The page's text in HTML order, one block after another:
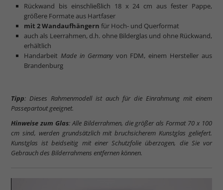
Rückwand bis einschließlich 18 x 24 cm aus fester Pappe,
größere Formate aus Hartfaser
mit 2 Wandaufhängern für Hoch- und Querformat
auch als Leerrahmen, d.h. ohne Bilderglas und ohne Rückwand,
erhältlich
Handarbeit Made in Germanyvon FDM, einem Hersteller aus
Brandenburg
Tipp: Dieses Rahmenmodell ist auch für die Einrahmung mit einem
Passepartout geeignet.
Hinweise zum Glas: Alle Bilderrahmen, die größer als Format 70 x 100
cm sind, werden grundsätzlich mit bruchsicherem Kunstglas geliefert.
Kunstglas ist beidseitig mit einer Schutzfolie überzogen, die Sie vor
Gebrauch des Bilderrahmens entfernen können.